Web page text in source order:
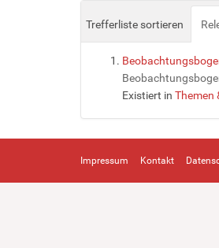
Trefferliste sortieren
Existiert in Themen
Impressum Kontakt